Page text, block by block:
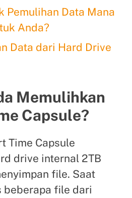
Pemulihan Data Mana
Anda?
Data dari Hard Drive
Memulihkan
Capsule?
Time Capsule
drive internal 2TB
file. Saat
beberapa file dari